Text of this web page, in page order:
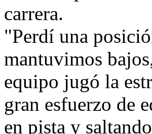
carrera.
"Perdí una
mantuvimos
equipo jugó la
gran esfuerzo de
en pista y